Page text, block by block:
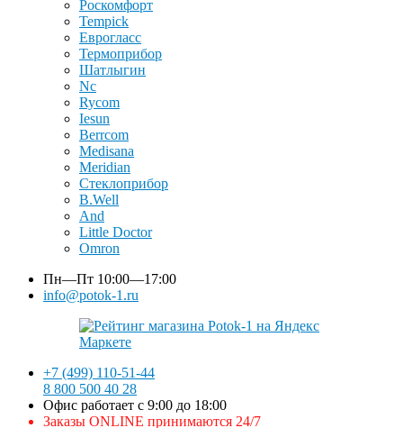
Роскомфорт
Tempick
Еврогласс
Термоприбор
Шатлыгин
Nc
Rycom
Iesun
Berrcom
Medisana
Meridian
Стеклоприбор
B.Well
And
Little Doctor
Omron
Пн—Пт 10:00—17:00
info@potok-1.ru
+7 (499) 110-51-44
8 800 500 40 28
Офис работает с 9:00 до 18:00
Заказы ONLINE принимаются 24/7